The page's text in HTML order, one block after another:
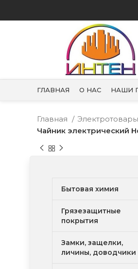
ГЛАВНАЯ О НАС НАШИ
Главная
Чайник электрический
Бытовая химия
Грязезащитные
покрытия
Замки, защелки,
личины, доводчики